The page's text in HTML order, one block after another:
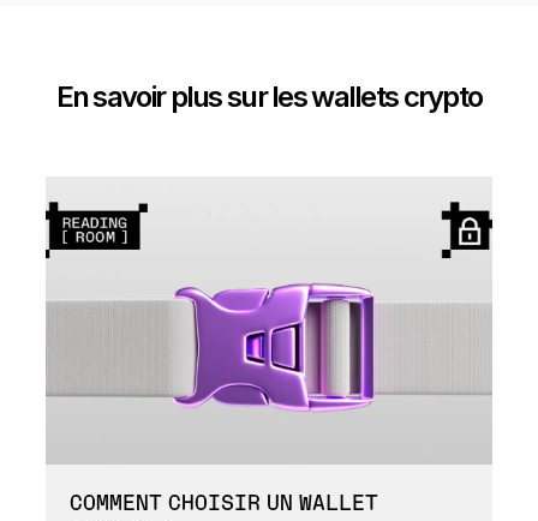
En savoir plus sur les wallets crypto
COMMENT CHOISIR UN WALLET